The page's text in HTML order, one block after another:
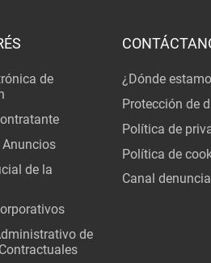
de
de la
de
¿Dónde
Protección de
Política de
Política de
Canal